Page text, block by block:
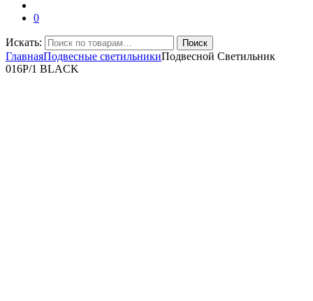
0
Искать: Поиск
ГлавнаяПодвесные светильникиПодвесной Светильник
016P/1 BLACK